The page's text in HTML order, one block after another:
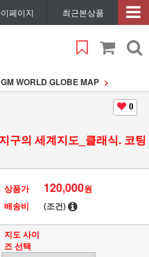
페이지 최근본상품
GM WORLD GLOBE MAP
0
구의 세계지도_클래식. 코팅
상품가 120,000원
배송비
(조건)
지도 사이
즈 선택